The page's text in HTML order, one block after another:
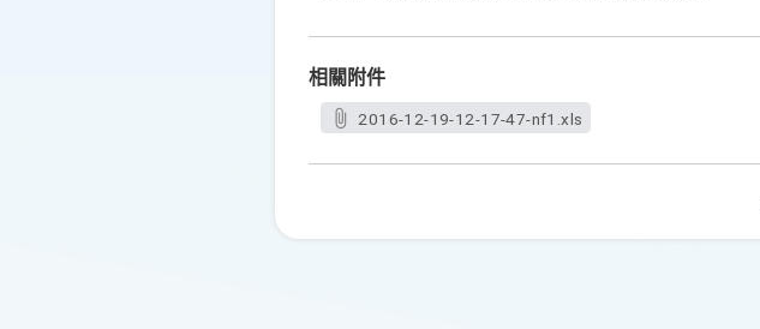
相關附件
2016-12-19-12-17-47-nf1.xls